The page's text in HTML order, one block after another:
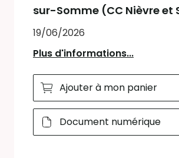
sur-Somme (CC Nièvre et
19/06/2026
Plus d'informations...
Ajouter à mon panier
Document numérique